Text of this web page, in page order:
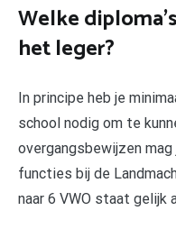
Welke
het leger?
In principe heb je
school nodig om te
overgangsbewijzen
functies bij de
naar 6 VWO staat gelijk